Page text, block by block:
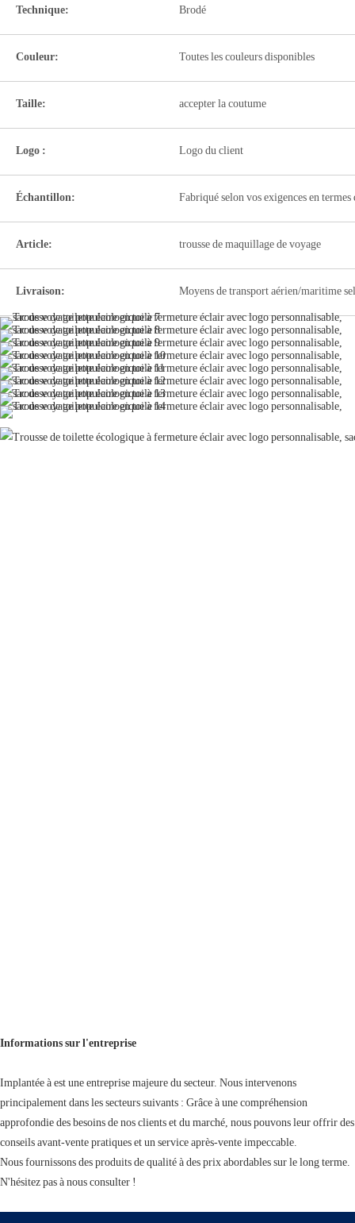
Technique: Brodé
Couleur: Toutes les couleurs disponibles
Taille: accepter la coutume
Logo : Logo du client
Échantillon: Fabriqué selon vos exigences en
Article: trousse de maquillage de voyage
Livraison: Moyens de transport aérien/maritime
Informations sur l'entreprise
Implantée à est une entreprise majeure du secteur. Nous intervenons
principalement dans les secteurs suivants : Grâce à une compréhension
approfondie des besoins de nos clients et du marché, nous pouvons leur offrir des
conseils avant-vente pratiques et un service après-vente impeccable.
Nous fournissons des produits de qualité à des prix abordables sur le long terme.
N'hésitez pas à nous consulter !